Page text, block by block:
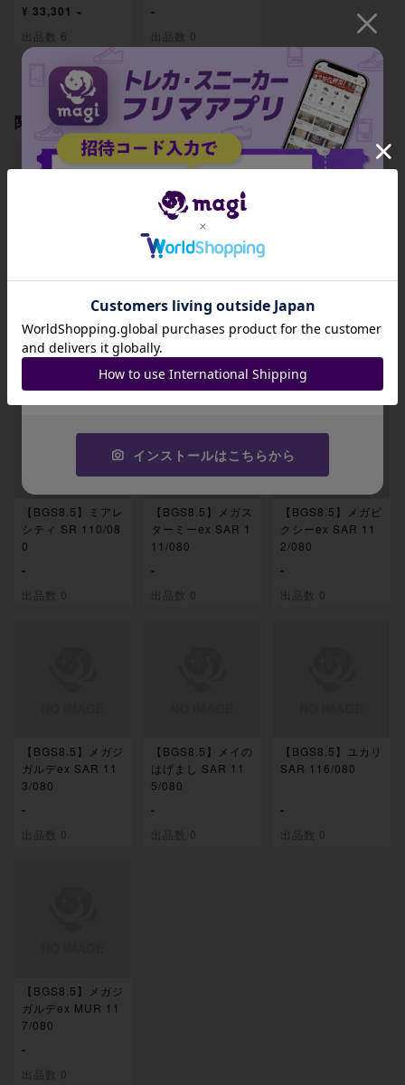
¥ 33,301 ~
出品数 6
-
出品数 0
関連製品
-
出品数 0
-
出品数 0
-
出品数 0
【BGS8.5】ミアレ
シティ SR 110/08
0
-
出品数 0
【BGS8.5】メガス
ターミーex SAR 1
11/080
-
出品数 0
【BGS8.5】メガピ
クシーex SAR 11
2/080
-
出品数 0
【BGS8.5】メガジ
ガルデex SAR 11
3/080
-
出品数 0
【BGS8.5】メイの
はげまし SAR 11
5/080
-
出品数 0
【BGS8.5】ユカリ
SAR 116/080
-
出品数 0
【BGS8.5】メガジ
ガルデex MUR 11
7/080
-
出品数 0
招待コード
JA9XS8
コピーする
インストールはこちらから